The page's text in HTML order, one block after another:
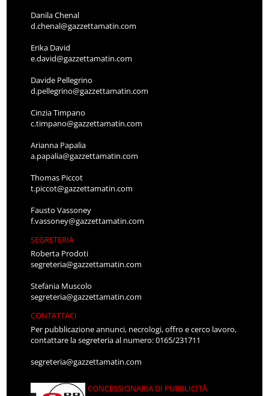
Danila Chenal
d.chenal@gazzettamatin.com
Erika David
e.david@gazzettamatin.com
Davide Pellegrino
d.pellegrino@gazzettamatin.com
Cinzia Timpano
c.timpano@gazzettamatin.com
Arianna Papalia
a.papalia@gazzettamatin.com
Thomas Piccot
t.piccot@gazzettamatin.com
Fausto Vassoney
f.vassoney@gazzettamatin.com
SEGRETERIA
Roberta Prodoti
segreteria@gazzettamatin.com
Stefania Muscolo
segreteria@gazzettamatin.com
CONTATTACI
Per pubblicazione annunci, necrologi, offro e cerco lavoro,
contattare la segreteria al numero: 0165/231711
segreteria@gazzettamatin.com
CONCESSIONARIA DI PUBBLICITÀ